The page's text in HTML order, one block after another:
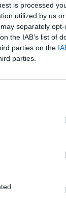
is processed
utilized by us
separately
the IAB’s list of
parties on the
parties.
ir